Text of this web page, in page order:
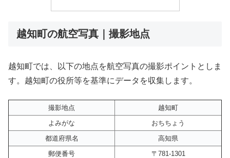
越知町の航空写真｜撮影地点
越知町では、以下の地点を航空写真の撮影ポイントとしま
す。越知町の役所等を基準にデータを収集します。
撮影地点
越知町
よみがな
おちちょう
都道府県名
高知県
郵便番号
〒781-1301